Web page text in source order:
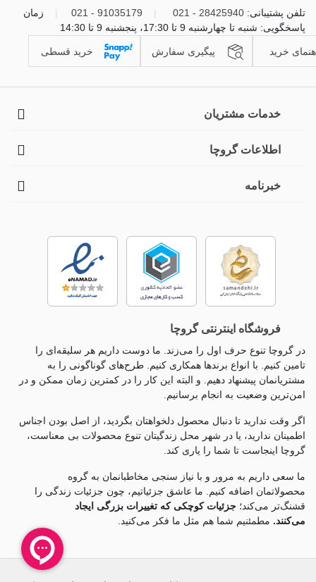
تلفن پشتیبانی: 28425940 - 021
91035179 - 021
زمان
پاسخگویی: شنبه تا چهارشنبه 9 تا 17:30، پنجشنبه 9 تا 14:30
خرید پیگیری سفارش خرید قسطی
خدمات مشتریان
اطلاعات گروچا
خبرنامه
فروشگاه اینترنتی گروچا
در گروچا تنوع حرف اول را می‌زند. ما دوست داریم هر سلیقه‌ای را
تامین کنیم. با انواع برندها همکاری کنیم. طرح‌های گوناگونی را به
مشتریانمان پیشنهاد دهیم. و البته این کار را در کمترین زمان ممکن و در
امن‌ترین وضعیت به انجام برسانیم.
اگر وقت ندارید تا دنبال محصول دلخواهتان بگردید، از اصل بودن اجناس
اطمینان ندارید، یا در شهر محل زندگیتان تنوع محصولات بی معناست،
گروچا اینجاست تا شما را یاری کند.
ما سعی داریم به مرور و با نیاز سنجی مخاطبانمان به گروه
محصولاتمان اضافه کنیم. ما عاشق جزئياتیم، چون جزئيات زندگی را
قشنگ‌تر می‌کند؛ جزئیات کوچکی که تغییرات بزرگی ایجاد
می‌کنند. مطمئنیم شما هم مثل ما فکر می‌کنید.